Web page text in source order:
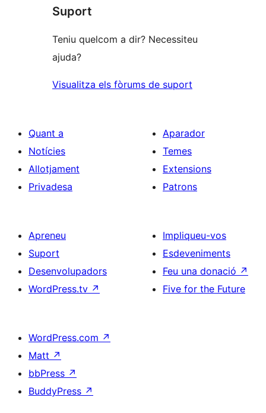
estrelles
Suport
Teniu quelcom a dir? Necessiteu
ajuda?
Visualitza els fòrums de suport
Quant a
Notícies
Allotjament
Privadesa
Aparador
Temes
Extensions
Patrons
Apreneu
Suport
Desenvolupadors
WordPress.tv ↗
Impliqueu-vos
Esdeveniments
Feu una donació ↗
Five for the Future
WordPress.com ↗
Matt ↗
bbPress ↗
BuddyPress ↗